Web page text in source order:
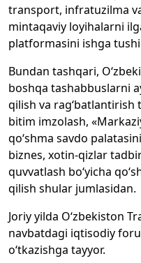
transport, infratuzilma
mintaqaviy loyihalarni
platformasini ishga
Bundan tashqari,
boshqa tashabbuslarni
qilish va rag‘batlantirish
bitim imzolash,
qo‘shma savdo
biznes, xotin-qizlar
quvvatlash bo‘yicha
qilish shular jumlasidan.
Joriy yilda O‘zbekiston
navbatdagi iqtisodiy
o‘tkazishga tayyor.